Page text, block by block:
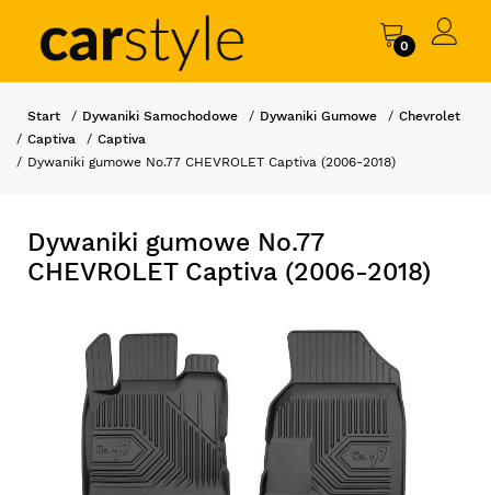
0
Start Dywaniki Samochodowe Dywaniki Gumowe
Chevrolet
Captiva
Captiva
Dywaniki gumowe No.77 CHEVROLET Captiva (2006-2018)
Dywaniki gumowe No.77
CHEVROLET Captiva (2006-2018)